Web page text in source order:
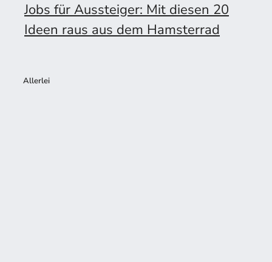
Jobs für Aussteiger: Mit diesen 20
Ideen raus aus dem Hamsterrad
Allerlei